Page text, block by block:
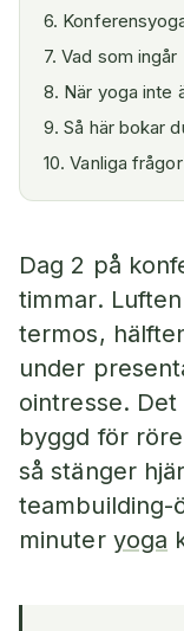
6.
7.Vad som ingår
8. När yoga inte
9.Så här bokar
10.Vanliga
Dag 2 på
timmar.
termos,
under
ointresse.
byggd för
så stänger
teambuilding-
minuter yoga